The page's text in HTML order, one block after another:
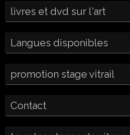
livres et dvd sur l'art
Langues disponibles
promotion stage vitrail
Contact